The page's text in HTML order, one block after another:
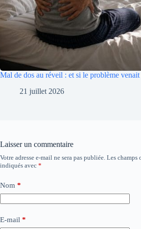
Mal de dos au réveil : et si le problème venait
21 juillet 2026
Laisser un commentaire
Votre adresse e-mail ne sera pas publiée. Les champs
indiqués avec *
Nom *
E-mail *